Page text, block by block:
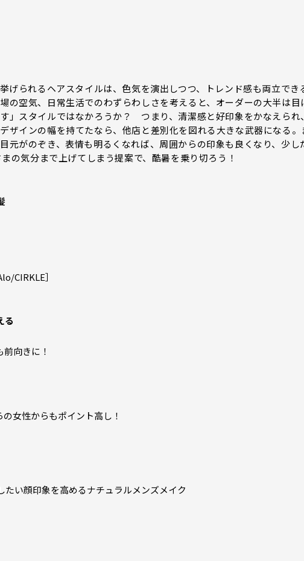
げられるヘアスタイルは、色気を演出しつつ、トレンド感も両立でき
の空気、日常生活でのわずらわしさを考えると、オーダーの大半は目
」スタイルではなかろうか？ つまり、清潔感と好印象をかなえられ、
ザインの幅を持てたなら、他店と差別化を図れる大きな武器になる。
元がのぞき、表情も明るくなれば、周囲からの印象も良くなり、少し
の気分まで上げてしまう提案で、酷暑を乗り切ろう！
CIRKLE］
る
向きに！
女性からもポイント高し！
い顔印象を高めるナチュラルメンズメイク